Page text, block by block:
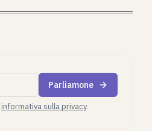
Parliamone
informativa sulla privacy.